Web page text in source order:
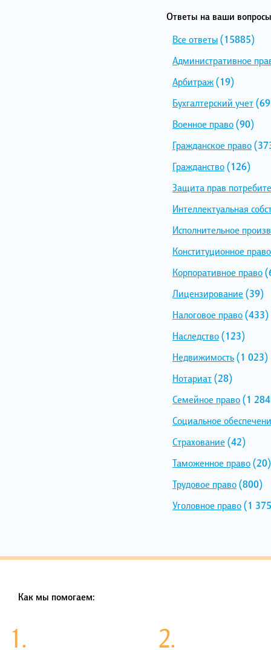
Ответы на ваши
Все ответы(15885)
Административное
Арбитраж(19)
Бухгалтерский учет
Военное право(90)
Гражданское право
Гражданство(126)
Защита прав
Интеллектуальная
Исполнительное
Конституционное право
Корпоративное право
Лицензирование (39)
Налоговое право(433)
Наследство(123)
Недвижимость(1 023)
Нотариат(28)
Семейное право(1
Социальное
Страхование (42)
Таможенное право(20)
Трудовое право(800)
Уголовное право(1
Как мы помогаем:
1. 2.